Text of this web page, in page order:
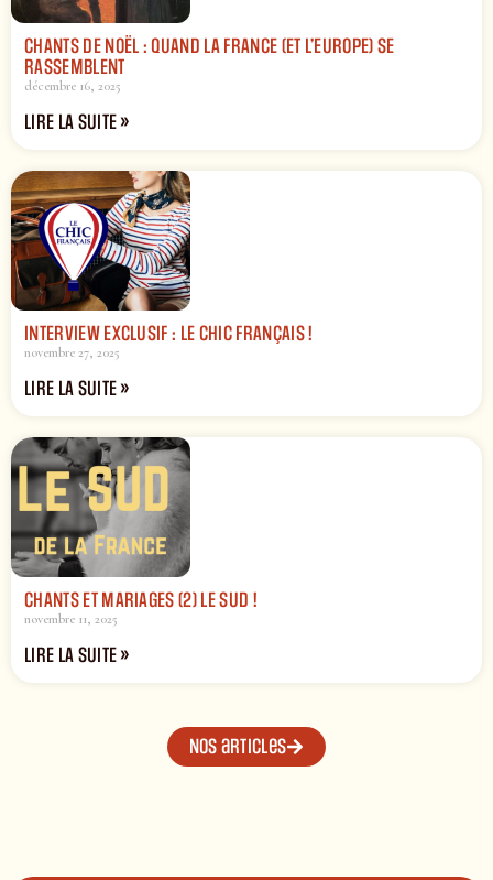
CHANTS DE NOËL : QUAND LA FRANCE (ET L’EUROPE) SE
RASSEMBLENT
décembre 16, 2025
LIRE LA SUITE »
INTERVIEW EXCLUSIF : LE CHIC FRANÇAIS !
novembre 27, 2025
LIRE LA SUITE »
CHANTS ET MARIAGES (2) LE SUD !
novembre 11, 2025
LIRE LA SUITE »
Nos articles